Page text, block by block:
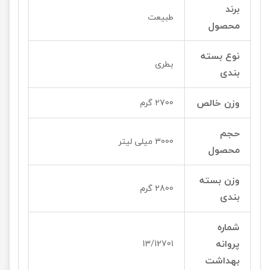
برند
محصول
طبیعت
نوع بسته
بندی
بطری
وزن خالص 2700 گرم
حجم
محصول
3000 میلی لیتر
وزن بسته
بندی
2800 گرم
شماره
پروانه
بهداشت
13/12701